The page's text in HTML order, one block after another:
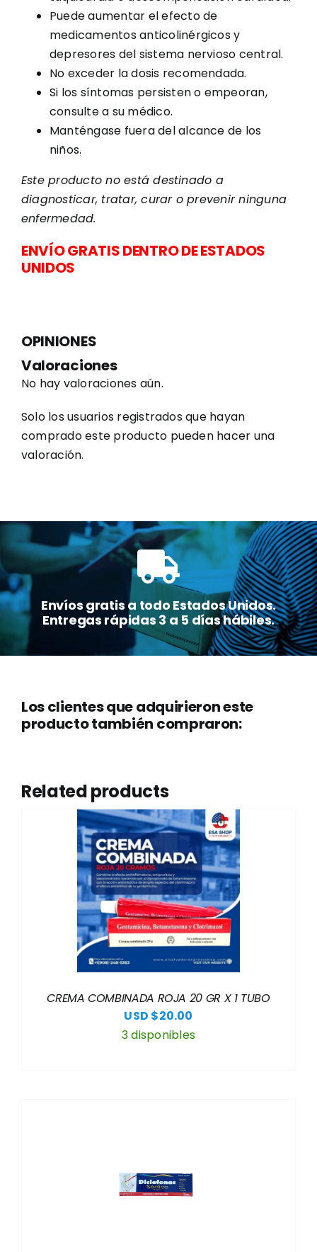
Puede aumentar el efecto de
medicamentos anticolinérgicos y
depresores del sistema nervioso central.
No exceder la dosis recomendada.
Si los síntomas persisten o empeoran,
consulte a su médico.
Manténgase fuera del alcance de los
niños.
Este producto no está destinado a
diagnosticar, tratar, curar o prevenir ninguna
enfermedad.
ENVÍO GRATIS DENTRO DE ESTADOS
UNIDOS
OPINIONES
Valoraciones
No hay valoraciones aún.
Solo los usuarios registrados que hayan
comprado este producto pueden hacer una
valoración.
Envíos gratis a todo Estados Unidos.
Entregas rápidas 3 a 5 días hábiles.
Los clientes que adquirieron este
producto también compraron:
Related products
CREMA COMBINADA ROJA 20 GR X 1 TUBO
USD $20.00
3 disponibles